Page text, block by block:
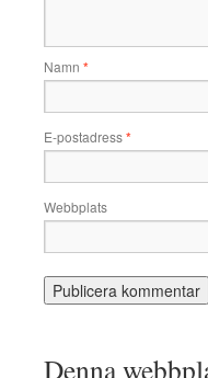
Namn *
E-postadress*
Webbplats
Denna